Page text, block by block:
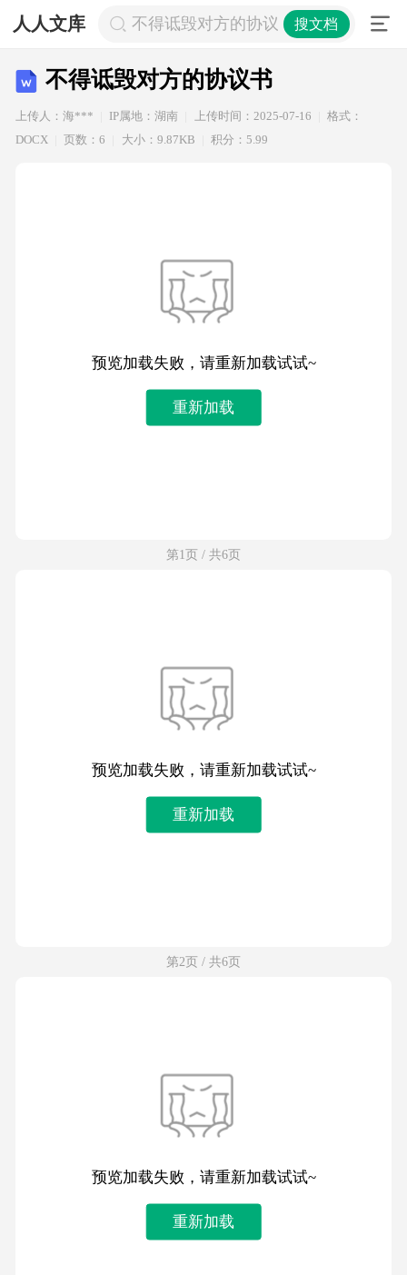
人人文库 不得诋毁对方的协议书搜文档
不得诋毁对方的协议书
上传人：海*** IP属地：湖南 上传时间：2025-07-16
格式：
DOCX
页数：6 大小：9.87KB 积分：5.99
预览加载失败，请重新加载试试~
重新加载
第1页 / 共6页
预览加载失败，请重新加载试试~
重新加载
第2页 / 共6页
预览加载失败，请重新加载试试~
重新加载